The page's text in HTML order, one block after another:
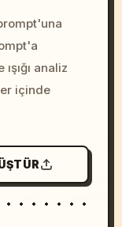
--v 6.0
analiz
içinde